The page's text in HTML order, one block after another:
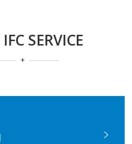
SERVICE
+